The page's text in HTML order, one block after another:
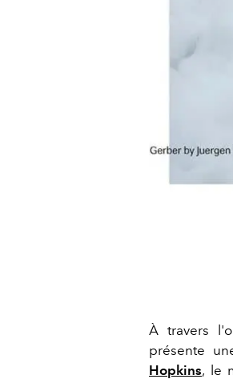
À travers
présente
Hopkins, le